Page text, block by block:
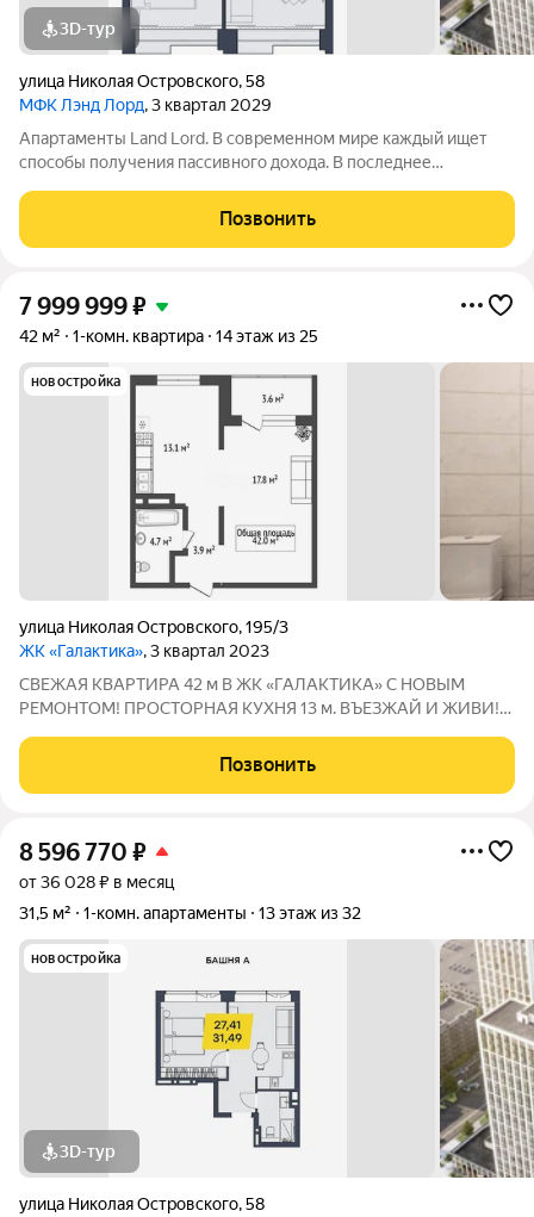
3D-тур
улица Николая Островского,58
МФК Лэнд Лорд, 3 квартал 2029
Апартаменты Land Lord. В современном мире каждый ищет
способы получения пассивного дохода. В последнее
доходных инвестиций стали апартаменты и другая
коммерческая недвижимость. Проект
Позвонить
7 999 999₽
42 м² 1-комн. квартира 14 этаж из 25
новостройка
улица Николая Островского,195/3
ЖК «Галактика», 3 квартал 2023
СВЕЖАЯ КВАРТИРА 42 м В ЖК «ГАЛАКТИКА» С НОВЫМ
РЕМОНТОМ! ПРОСТОРНАЯ КУХНЯ 13 м. ВЪЕЗЖАЙ И ЖИВИ!
Вся мебель и техника в подарок Метро «Березовая Роща» 18
минут. Это не тесная клетка 30 м, а
Позвонить
8 596 770 ₽
от 36 028 ₽ в месяц
31,5 м²
1-комн. апартаменты 13 этаж из 32
новостройка
3D-тур
улица Николая Островского,58